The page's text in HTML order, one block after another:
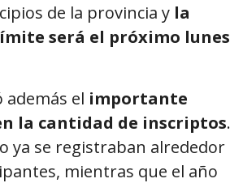
de la provincia y la
será el próximo lunes
además el importante
la cantidad de inscriptos.
ya se registraban alrededor
mientras que el año